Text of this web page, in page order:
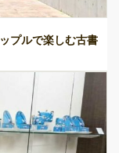
プルで楽しむ古書